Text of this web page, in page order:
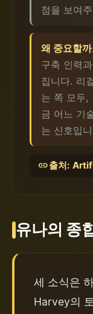
점을 보여
왜 중요할
구축 인력
집니다. 리
는 쪽 모두,
금 어느 기
는 신호입
link출처:
유나의 종
세 소식은
Harvey의